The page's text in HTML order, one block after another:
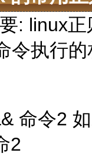
linux正
令执行
命令2
2